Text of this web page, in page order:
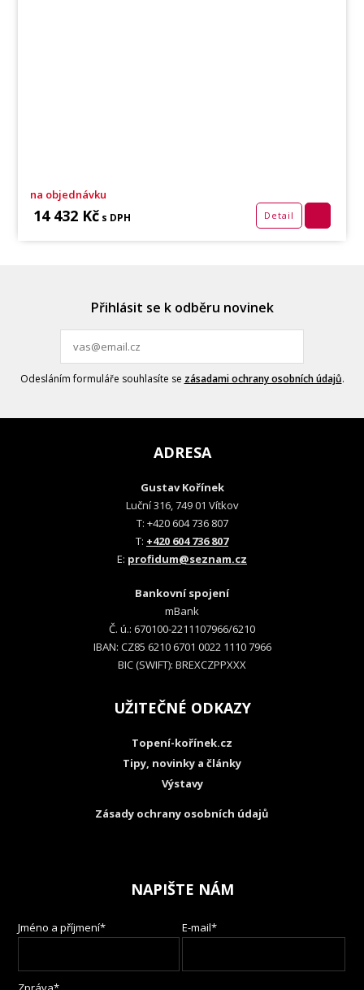
na objednávku
14 432 Kč s DPH Detail
Přihlásit se k odběru novinek
Odesláním formuláře souhlasíte se zásadami ochrany osobních údajů.
ADRESA
Gustav Kořínek
Luční 316, 749 01 Vítkov
T: +420 604 736 807
T: +420 604 736 807
E: profidum@seznam.cz
Bankovní spojení
mBank
Č. ú.: 670100-2211107966/6210
IBAN: CZ85 6210 6701 0022 1110 7966
BIC (SWIFT): BREXCZPPXXX
UŽITEČNÉ ODKAZY
Topení-kořínek.cz
Tipy, novinky a články
Výstavy
Zásady ochrany osobních údajů
NAPIŠTE NÁM
Jméno a příjmení* E-mail*